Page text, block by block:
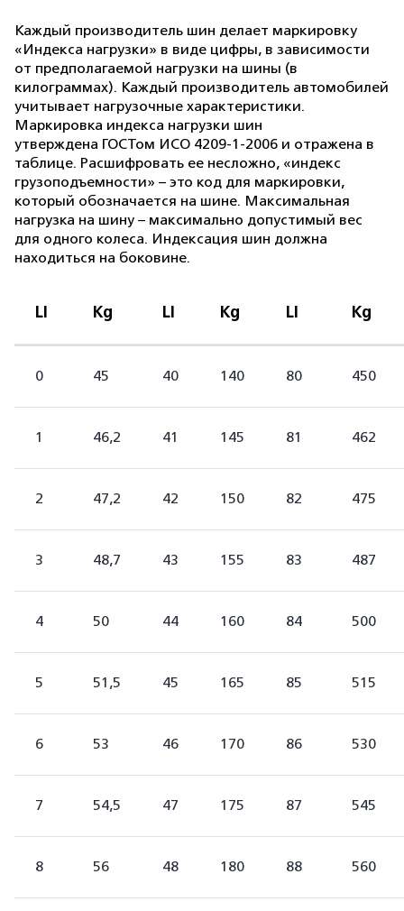
Каждый производитель шин делает маркировку
«Индекса нагрузки» в виде цифры, в зависимости
от предполагаемой нагрузки на шины (в
килограммах). Каждый производитель автомобилей
учитывает нагрузочные характеристики.
Маркировка индекса нагрузки шин
утверждена ГОСТом ИСО 4209-1-2006 и отражена в
таблице. Расшифровать ее несложно, «индекс
грузоподъемности» – это код для маркировки,
который обозначается на шине. Максимальная
нагрузка на шину – максимально допустимый вес
для одного колеса. Индексация шин должна
находиться на боковине.
LI Kg LI Kg LI Kg
0 45 40 140 80 450
1 46,2 41 145 81 462
2 47,2 42 150 82 475
3 48,7 43 155 83 487
4 50 44 160 84 500
5 51,5 45 165 85 515
6 53 46 170 86 530
7 54,5 47 175 87 545
8 56 48 180 88 560